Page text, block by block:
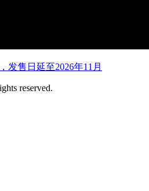
发售日延至2026年11月
reserved.